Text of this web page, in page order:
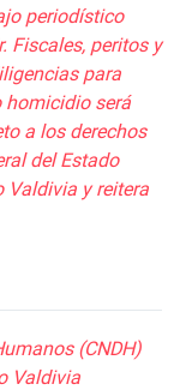
periodístico
Fiscales, peritos y
para
homicidio será
a los derechos
del Estado
y reitera
(CNDH)
Valdivia